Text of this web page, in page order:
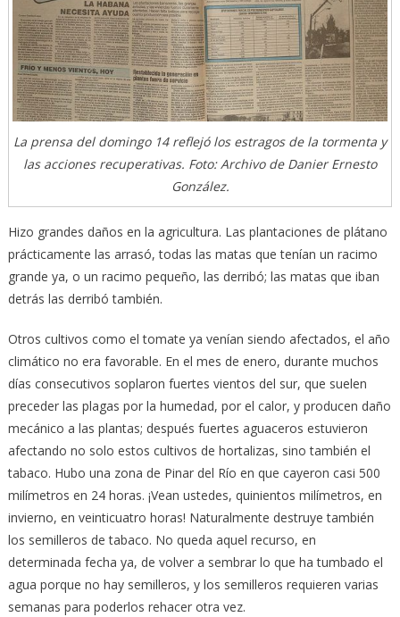
La prensa del domingo 14 reflejó los estragos de la tormenta y
las acciones recuperativas. Foto: Archivo de Danier Ernesto
González.
Hizo grandes daños en la agricultura. Las plantaciones de plátano
prácticamente las arrasó, todas las matas que tenían un racimo
grande ya, o un racimo pequeño, las derribó; las matas que iban
detrás las derribó también.
Otros cultivos como el tomate ya venían siendo afectados, el año
climático no era favorable. En el mes de enero, durante muchos
días consecutivos soplaron fuertes vientos del sur, que suelen
preceder las plagas por la humedad, por el calor, y producen daño
mecánico a las plantas; después fuertes aguaceros estuvieron
afectando no solo estos cultivos de hortalizas, sino también el
tabaco. Hubo una zona de Pinar del Río en que cayeron casi 500
milímetros en 24 horas. ¡Vean ustedes, quinientos milímetros, en
invierno, en veinticuatro horas! Naturalmente destruye también
los semilleros de tabaco. No queda aquel recurso, en
determinada fecha ya, de volver a sembrar lo que ha tumbado el
agua porque no hay semilleros, y los semilleros requieren varias
semanas para poderlos rehacer otra vez.